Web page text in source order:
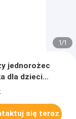
1/1
jednorożec
dla dzieci
się teraz